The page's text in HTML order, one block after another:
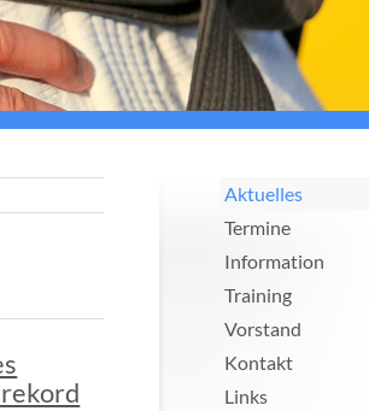
Aktuelles
Termine
Information
Training
Vorstand
Kontakt
Links